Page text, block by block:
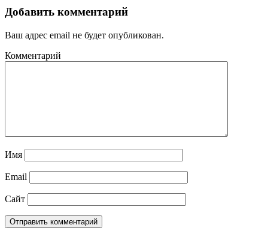
Добавить комментарий
Ваш адрес email не будет опубликован.
Комментарий
Имя
Email
Сайт